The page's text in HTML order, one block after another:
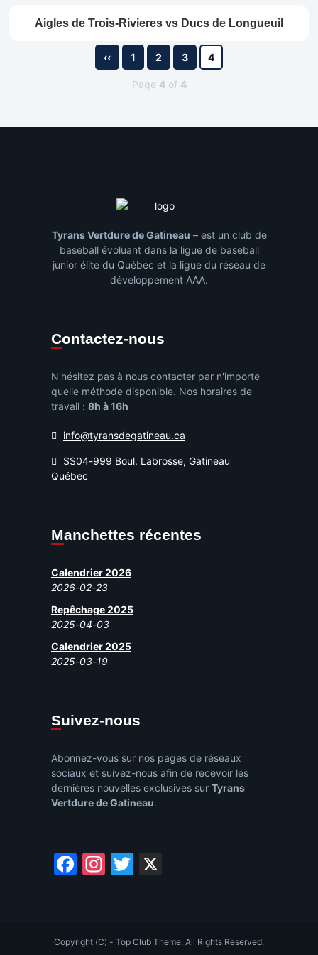
Aigles de Trois-Rivieres vs Ducs de Longueuil
‹‹ 1 2 3 4
Page 4of 4
Tyrans Vertdure de Gatineau – est un club de
baseball évoluant dans la ligue de baseball
junior élite du Québec et la ligue du réseau de
développement AAA.
Contactez-nous
N'hésitez pas à nous contacter par n'importe
quelle méthode disponible. Nos horaires de
travail : 8h à 16h
info@tyransdegatineau.ca
SS04-999 Boul. Labrosse, Gatineau
Québec
Manchettes récentes
Calendrier 2026
2026-02-23
Repêchage 2025
2025-04-03
Calendrier 2025
2025-03-19
Suivez-nous
Abonnez-vous sur nos pages de réseaux
sociaux et suivez-nous afin de recevoir les
dernières nouvelles exclusives sur Tyrans
Vertdure de Gatineau.
Facebook
Instagram
Twitter
Copyright (C) - Top Club Theme. All Rights Reserved.